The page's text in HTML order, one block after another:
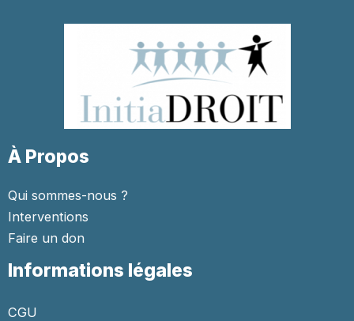
À Propos
Qui sommes-nous ?
Interventions
Faire un don
Informations légales
CGU